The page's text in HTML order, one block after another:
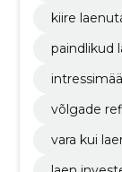
kiire
paindlikud
võlgade
vara kui